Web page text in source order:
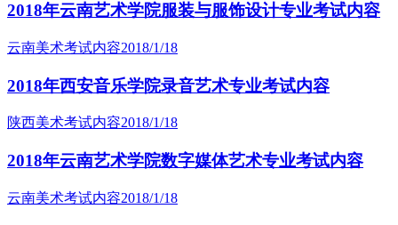
2018年云南艺术学院服装与服饰设计专业考试内容
云南美术考试内容2018/1/18
2018年西安音乐学院录音艺术专业考试内容
陕西美术考试内容2018/1/18
2018年云南艺术学院数字媒体艺术专业考试内容
云南美术考试内容2018/1/18